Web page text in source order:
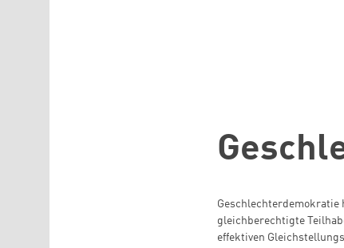
Geschlechterdemokratie
gleichberechtigte
effektiven